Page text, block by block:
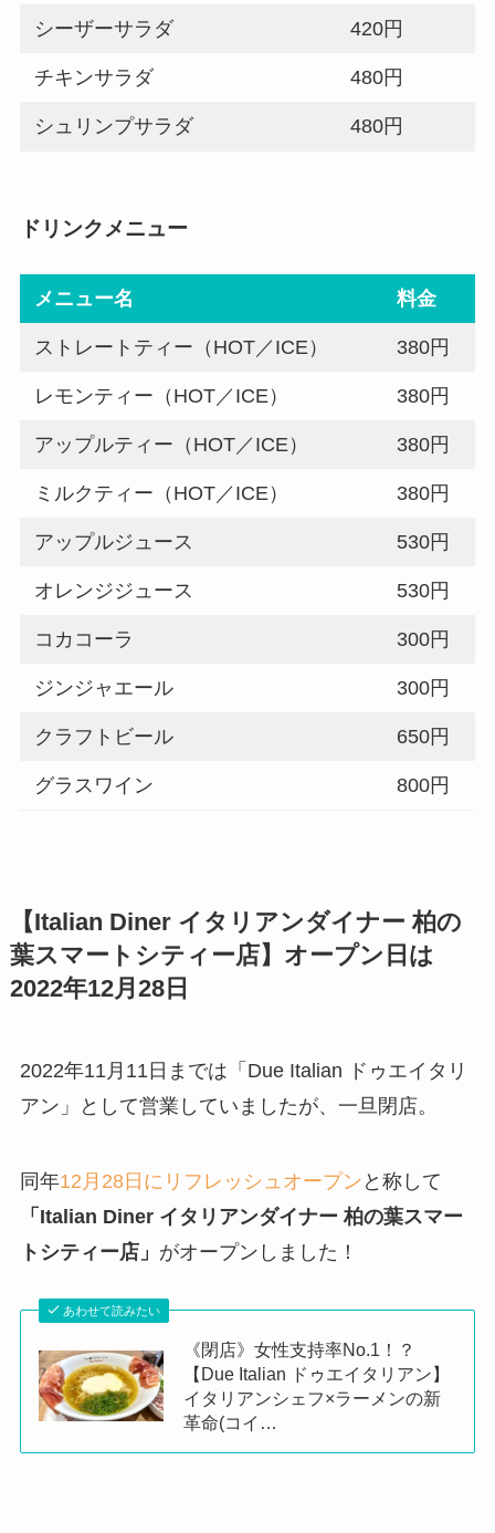
シーザーサラダ 420円
チキンサラダ 480円
シュリンプサラダ 480円
ドリンクメニュー
メニュー名 料金
ストレートティー（HOT／ICE） 380円
レモンティー（HOT／ICE） 380円
アップルティー（HOT／ICE） 380円
ミルクティー（HOT／ICE） 380円
アップルジュース 530円
オレンジジュース 530円
コカコーラ 300円
ジンジャエール 300円
クラフトビール 650円
グラスワイン 800円
【Italian Diner イタリアンダイナー 柏の
葉スマートシティー店】オープン日は
2022年12月28日
2022年11月11日までは「Due Italian ドゥエイタリ
アン」として営業していましたが、一旦閉店。
同年12月28日にリフレッシュオープン と称して
「Italian Diner イタリアンダイナー 柏の葉スマー
トシティー店」 がオープンしました！
あわせて読みたい
《閉店》女性支持率No.1！？
【Due Italian ドゥエイタリアン】
イタリアンシェフ×ラーメンの新
革命(コイ…